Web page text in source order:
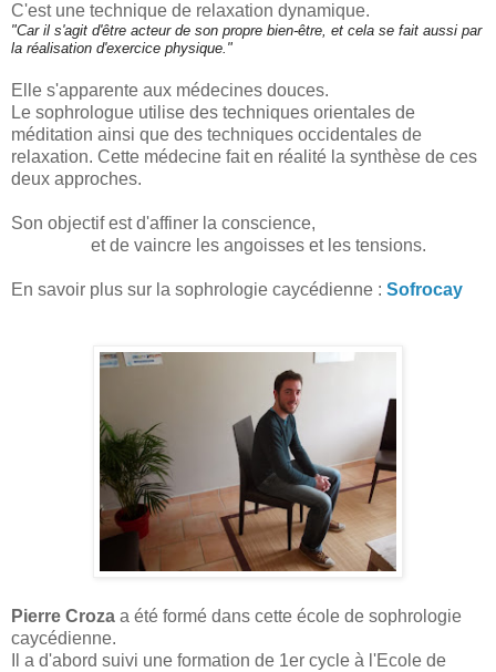
C'est une technique de relaxation dynamique.
"Car il s'agit d'être acteur de son propre bien-être, et cela se fait aussi par
la réalisation d'exercice physique."
Elle s'apparente aux médecines douces.
Le sophrologue utilise des techniques orientales de
méditation ainsi que des techniques occidentales de
relaxation. Cette médecine fait en réalité la synthèse de ces
deux approches.
Son objectif est d'affiner la conscience,
et de vaincre les angoisses et les tensions.
En savoir plus sur la sophrologie caycédienne : Sofrocay
Pierre Croza a été formé dans cette école de sophrologie
caycédienne.
Il a d'abord suivi une formation de 1er cycle à l'Ecole de